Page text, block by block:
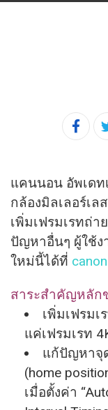
แคนนอน อัพเดท
กล้องมิลเลอร์เล
เพิ่มเฟรมเรทถ่า
ปัญหาอื่นๆ ผู้ใช้ง
ใหม่นี้ได้ที่
สาระสำคัญหลักข
เพิ่มเฟรมเ
แค่เฟรมเรท
แก้ปัญหาจุ
(home
เมื่อตั้งค่า